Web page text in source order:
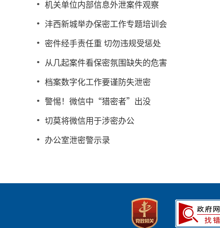
机关单位内部信息外泄案件观察
沣西新城举办保密工作专题培训会
密件经手责任重 切勿违规受惩处
从几起案件看保密氛围缺失的危害
档案数字化工作要谨防失泄密
警惕！微信中“猎密者”出没
切莫将微信用于涉密办公
办公室泄密警示录